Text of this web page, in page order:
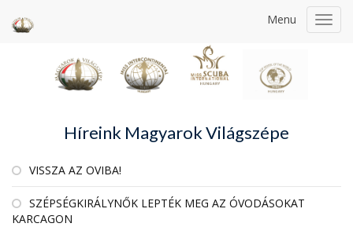
Menu
Híreink Magyarok Világszépe
VISSZA AZ OVIBA!
SZÉPSÉGKIRÁLYNŐK LEPTÉK MEG AZ ÓVODÁSOKAT
KARCAGON